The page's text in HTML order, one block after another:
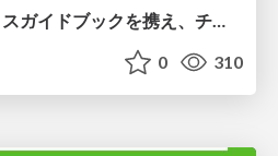
アジャイルプラクティスガイドブックを携え、チームで現場を変えていく / Improve your development process with Agile Practices Guidebook
0 310